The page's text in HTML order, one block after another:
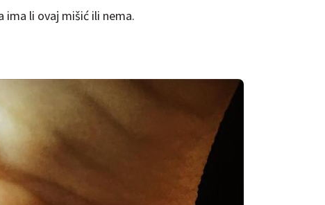
ima li ovaj mišić ili nema.